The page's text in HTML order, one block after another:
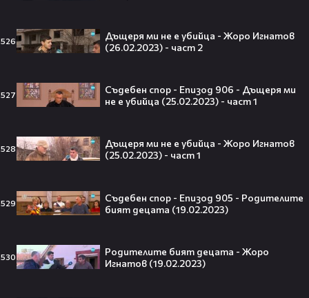
526
Дъщеря ми не е убийца - Жоро Игнатов
(26.02.2023) - част 2
527
Съдебен спор - Епизод 906 - Дъщеря ми
не е убийца (25.02.2023) - част 1
528
Дъщеря ми не е убийца - Жоро Игнатов
(25.02.2023) - част 1
529
Съдебен спор - Епизод 905 - Родителите
бият децата (19.02.2023)
530
Родителите бият децата - Жоро
Игнатов (19.02.2023)
остана на "seen"😅
заедно!😍
VESSOU влиза в света на онлайн